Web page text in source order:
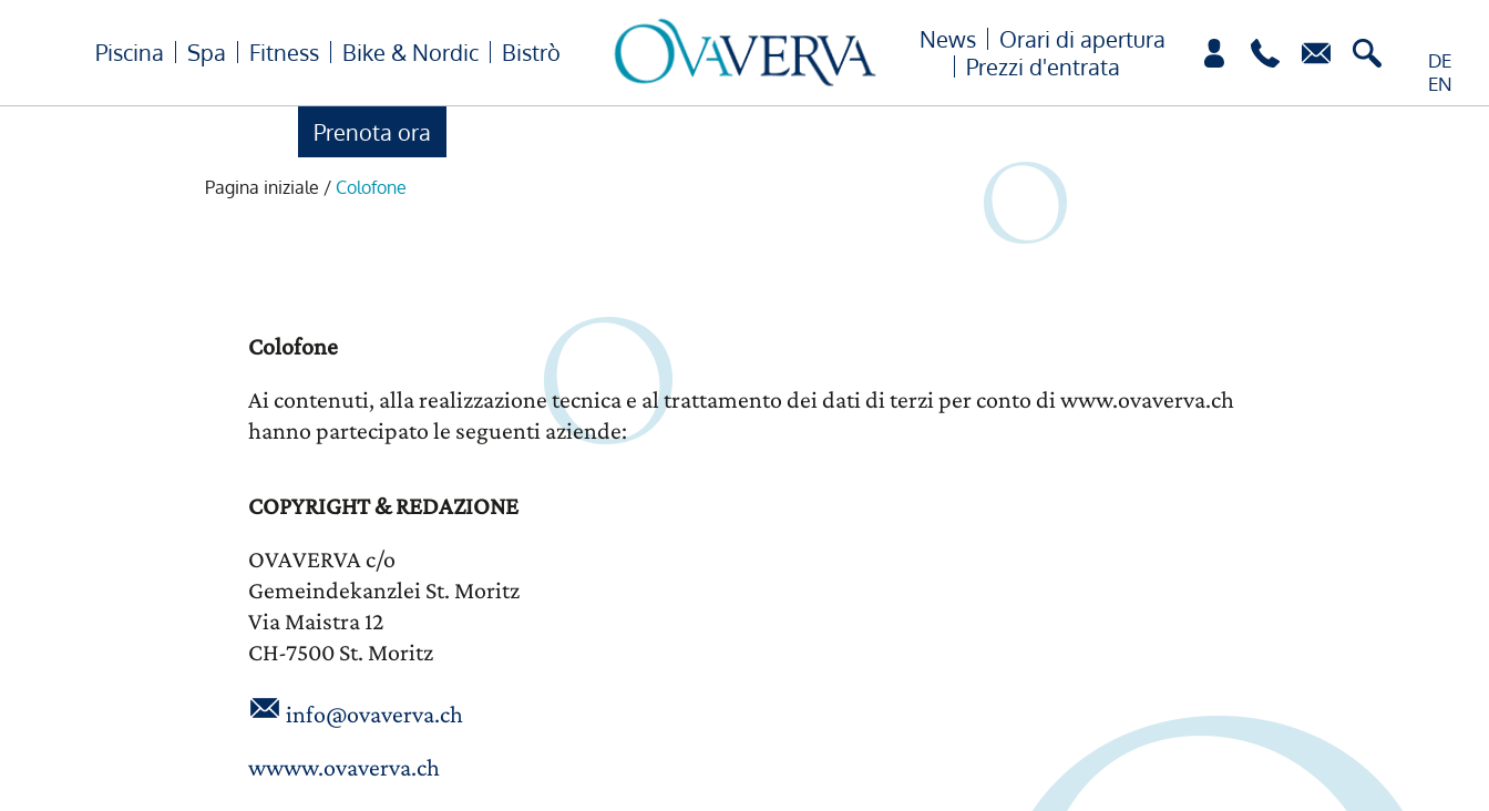
Prenota ora
DE
EN
Piscina Spa Fitness Bike & Nordic Bistrò News
Orari di apertura
Prezzi d'entrata
Pagina iniziale / Colofone
Colofone
Ai contenuti, alla realizzazione tecnica e al trattamento dei dati di terzi per conto di www.ovaverva.ch
hanno partecipato le seguenti aziende:
COPYRIGHT & REDAZIONE
OVAVERVA c/o
Gemeindekanzlei St. Moritz
Via Maistra 12
CH-7500 St. Moritz
info@ovaverva.ch
wwww.ovaverva.ch